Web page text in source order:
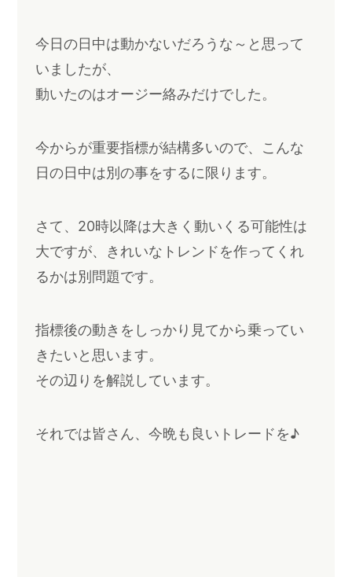
今日の日中は動かないだろうな～と思って
いましたが、
動いたのはオージー絡みだけでした。
今からが重要指標が結構多いので、こんな
日の日中は別の事をするに限ります。
さて、20時以降は大きく動いくる可能性は
大ですが、きれいなトレンドを作ってくれ
るかは別問題です。
指標後の動きをしっかり見てから乗ってい
きたいと思います。
その辺りを解説しています。
それでは皆さん、今晩も良いトレードを♪